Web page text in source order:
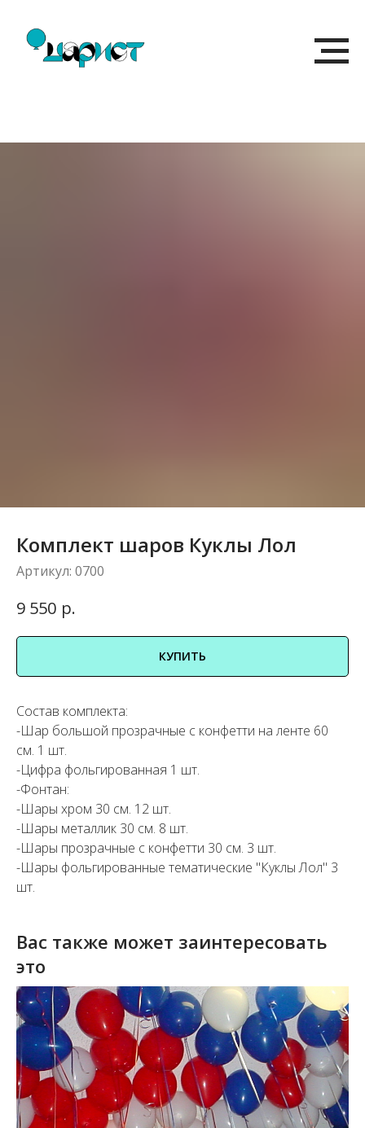
Комплект шаров Куклы Лол
Артикул: 0700
9 550 р.
КУПИТЬ
Состав комплекта:
-Шар большой прозрачные с конфетти на ленте 60
см. 1 шт.
-Цифра фольгированная 1 шт.
-Фонтан:
-Шары хром 30 см. 12 шт.
-Шары металлик 30 см. 8 шт.
-Шары прозрачные с конфетти 30 см. 3 шт.
-Шары фольгированные тематические "Куклы Лол" 3
шт.
Вас также может заинтересовать
это